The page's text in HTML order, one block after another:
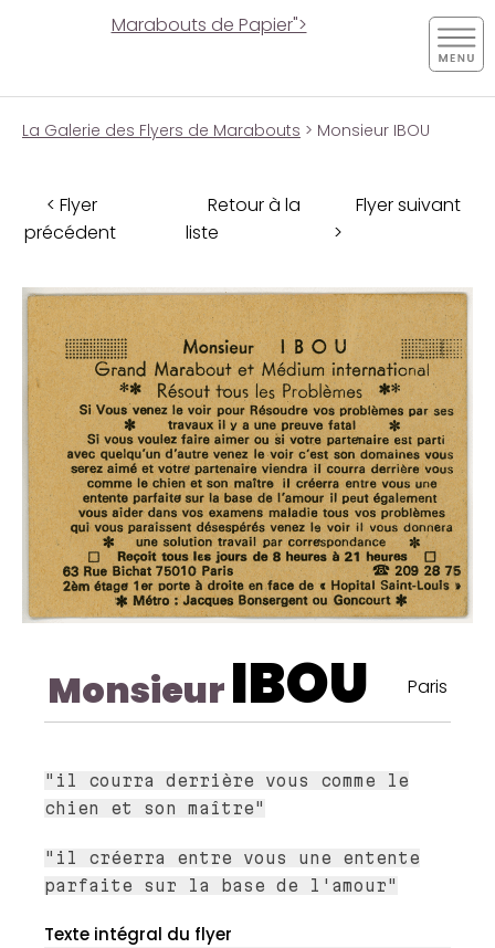
Marabouts de Papier">
La Galerie des Flyers de Marabouts > Monsieur IBOU
< Flyer
précédent
Retour à la
liste
Flyer suivant
>
MonsieurIBOU Paris
"il courra derrière vous comme le
chien et son maître"
"il créerra entre vous une entente
parfaite sur la base de l'amour"
Texte intégral du flyer